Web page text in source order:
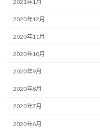
2021年1月
2020年12月
2020年11月
2020年10月
2020年9月
2020年8月
2020年7月
2020年6月